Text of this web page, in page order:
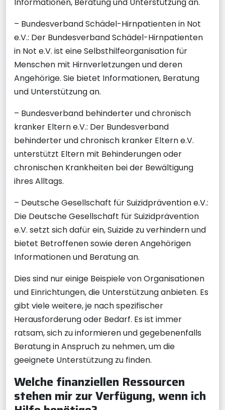
– Bundesverband Schädel-Hirnpatienten in Not
e.V.: Der Bundesverband Schädel-Hirnpatienten
in Not e.V. ist eine Selbsthilfeorganisation für
Menschen mit Hirnverletzungen und deren
Angehörige. Sie bietet Informationen, Beratung
und Unterstützung an.
– Bundesverband behinderter und chronisch
kranker Eltern e.V.: Der Bundesverband
behinderter und chronisch kranker Eltern e.V.
unterstützt Eltern mit Behinderungen oder
chronischen Krankheiten bei der Bewältigung
ihres Alltags.
– Deutsche Gesellschaft für Suizidprävention e.V.:
Die Deutsche Gesellschaft für Suizidprävention
e.V. setzt sich dafür ein, Suizide zu verhindern und
bietet Betroffenen sowie deren Angehörigen
Informationen und Beratung an.
Dies sind nur einige Beispiele von Organisationen
und Einrichtungen, die Unterstützung anbieten. Es
gibt viele weitere, je nach spezifischer
Herausforderung oder Bedarf. Es ist immer
ratsam, sich zu informieren und gegebenenfalls
Beratung in Anspruch zu nehmen, um die
geeignete Unterstützung zu finden.
Welche finanziellen Ressourcen
stehen mir zur Verfügung, wenn ich